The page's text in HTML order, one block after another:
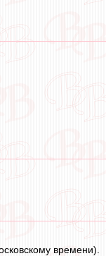
времени).